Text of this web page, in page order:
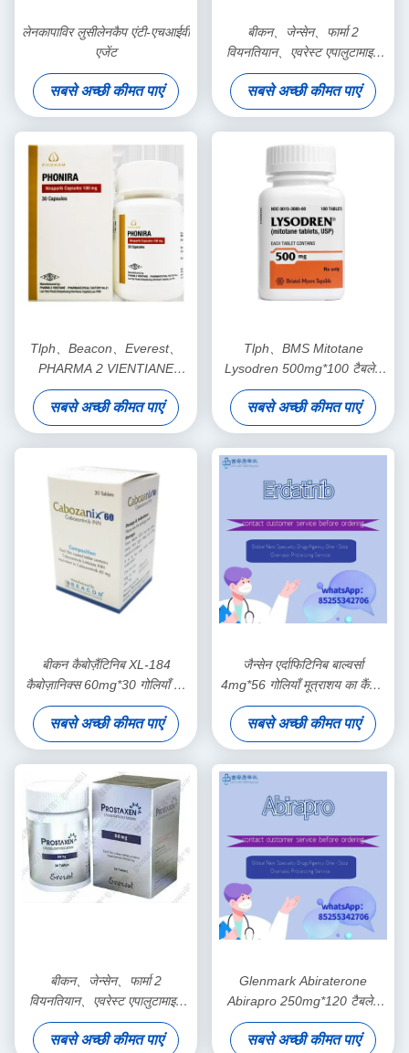
लेनकापाविर लुसीलेनकैप एंटी-एचआईवी
एजेंट
सबसे अच्छी कीमत पाएं
बीकन、जेन्सेन、फार्मा 2
वियनतियान、एवरेस्ट एपालुटामाइड
प्रोस्टैक्सन 60mg*30 गोलियाँ
प्रोस्टेट कैंसर स्टेज 1 2 3 कैंसर के
लिए
सबसे अच्छी कीमत पाएं
Tlph、Beacon、Everest、
PHARMA 2 VIENTIANE
Niraparib ZL-2306 PHONIRA
100mg*30 टैबलेट अंडाशय कैंसर,
फैलोपियन ट्यूब कैंसर, पेरिटोनियल
कैंसरस्टेज 1 2 3 कैंसर
सबसे अच्छी कीमत पाएं
Tlph、BMS Mitotane
Lysodren 500mg*100 टैबलेट
एड्रेनल कॉर्टिकल कार्सिनोमास्टेज 1 2
3 कैंसर के लिए
सबसे अच्छी कीमत पाएं
बीकन कैबोज़ैंटिनिब XL-184
कैबोज़ानिक्स 60mg*30 गोलियाँ गुर्दे
का कैंसर, थायरॉयड कैंसर, यकृत
कैंसर, कोमल ऊतक सार्कोमा, गैर-छोटे
सेल फेफड़े का कैंसर, प्रोस्टेट कैंसर,
स्तन कैंसर, डिम्बग्रंथि का कैंसर
सबसे अच्छी कीमत पाएं
जैन्सेन एर्दाफिटिनिब बाल्वर्सा
4mg*56 गोलियाँ मूत्राशय का कैंसर,
यूरोथेलियल कार्सिनोमा स्टेज 1 2 3
कैंसर के लिए
सबसे अच्छी कीमत पाएं
बीकन、जेन्सेन、फार्मा 2
वियनतियान、एवरेस्ट एपालुटामाइड
प्रोस्टैक्सन 60mg*30 गोलियाँ
प्रोस्टेट कैंसर स्टेज 1 2 3 कैंसर के
सबसे अच्छी कीमत पाएं
Glenmark Abiraterone
Abirapro 250mg*120 टैबलेट
प्रोस्टेट कैंसरस्टेज 1 2 3 कैंसर
सबसे अच्छी कीमत पाएं